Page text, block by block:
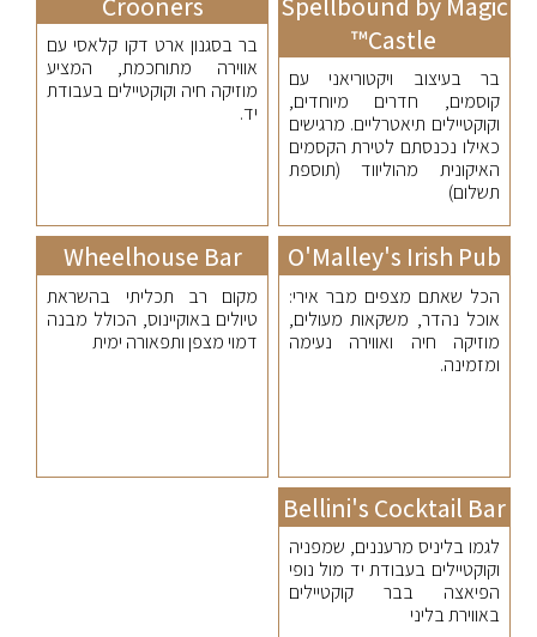
Castle™
בר בעיצוב ויקטוריאני עם
קוסמים, חדרים מיוחדים,
וקוקטיילים תיאטרליים. מרגישים
כאילו נכנסתם לטירת הקסמים
האיקונית מהוליווד (תוספת
תשלום)
בר בסגנון ארט דקו קלאסי עם
אווירה מתוחכמת, המציע
מוזיקה חיה וקוקטיילים בעבודת
יד.
O'Malley's Irish Pub
הכל שאתם מצפים מבר אירי:
אוכל נהדר, משקאות מעולים,
מוזיקה חיה ואווירה נעימה
ומזמינה.
Wheelhouse Bar
מקום רב תכליתי בהשראת
טיולים באוקיינוס, הכולל מבנה
דמוי מצפן ותפאורה ימית
Bellini's Cocktail Bar
לגמו בליניס מרעננים, שמפניה
וקוקטיילים בעבודת יד מול נופי
הפיאצה בבר קוקטיילים
באווירת בליני